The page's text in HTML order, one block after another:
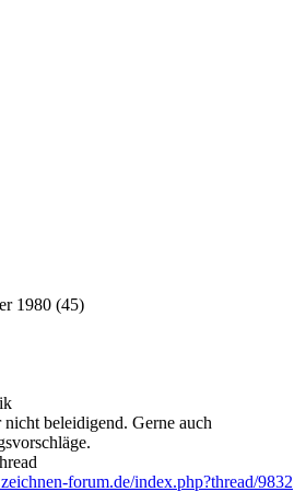
1980 (45)
beleidigend. Gerne auch
forum.de/index.php?thread/9832